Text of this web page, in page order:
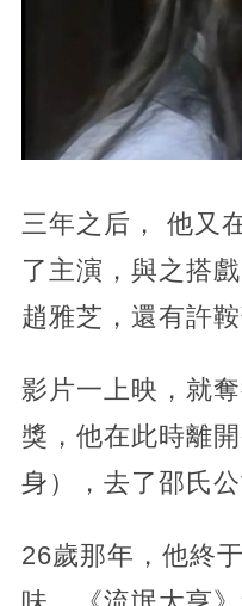
三年之后， 他又
了主演，與之搭
趙雅芝，還有許鞍
影片一上映，就
獎，他在此時離
身），去了邵氏公
26歲那年，他終